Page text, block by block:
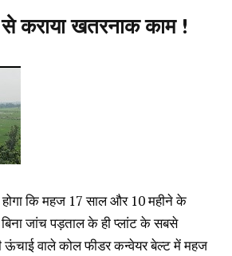
कराया खतरनाक काम !
कि महज 17 साल और 10 महीने के
जांच पड़ताल के ही प्लांट के सबसे
वाले कोल फीडर कन्वेयर बेल्ट में महज